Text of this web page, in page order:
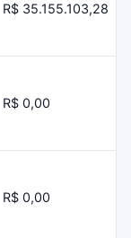
R$ 35.155.103,28
R$ 0,00
R$ 0,00